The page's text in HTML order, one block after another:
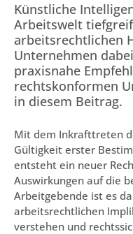
Künstliche
Arbeitswelt
arbeitsrechtlichen
Unternehmen
praxisnahe
rechtskonformen
in diesem Beitrag.
Mit dem Inkrafttreten
Gültigkeit erster
entsteht ein neuer
Auswirkungen auf die
Arbeitgebende ist es
arbeitsrechtlichen
verstehen und